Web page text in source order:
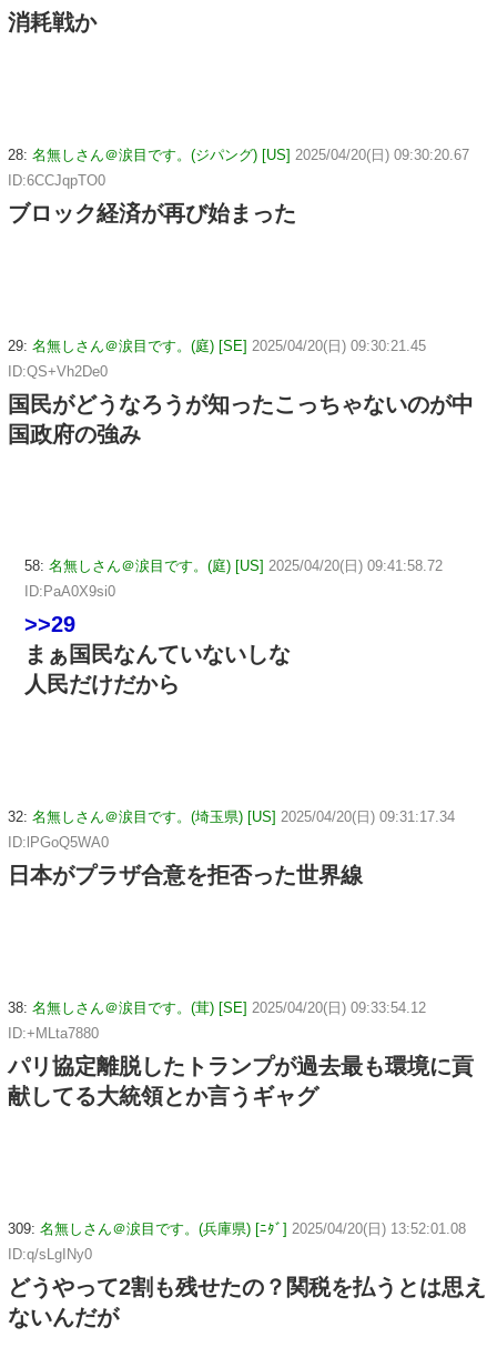
消耗戦か
28: 名無しさん＠涙目です。(ジパング) [US] 2025/04/20(日) 09:30:20.67
ID:6CCJqpTO0
ブロック経済が再び始まった
29: 名無しさん＠涙目です。(庭) [SE] 2025/04/20(日) 09:30:21.45
ID:QS+Vh2De0
国民がどうなろうが知ったこっちゃないのが中
国政府の強み
58: 名無しさん＠涙目です。(庭) [US] 2025/04/20(日) 09:41:58.72
ID:PaA0X9si0
>>29
まぁ国民なんていないしな
人民だけだから
32: 名無しさん＠涙目です。(埼玉県) [US] 2025/04/20(日) 09:31:17.34
ID:lPGoQ5WA0
日本がプラザ合意を拒否った世界線
38: 名無しさん＠涙目です。(茸) [SE] 2025/04/20(日) 09:33:54.12
ID:+MLta7880
パリ協定離脱したトランプが過去最も環境に貢
献してる大統領とか言うギャグ
309: 名無しさん＠涙目です。(兵庫県) [ﾆﾀﾞ] 2025/04/20(日) 13:52:01.08
ID:q/sLgINy0
どうやって2割も残せたの？関税を払うとは思え
ないんだが